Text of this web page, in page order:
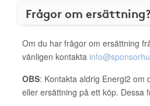
Frågor om
Om du har frågor om ersättning
vänligen kontakta
OBS: Kontakta aldrig Energi2
eller ersättning på ett köp. Dessa